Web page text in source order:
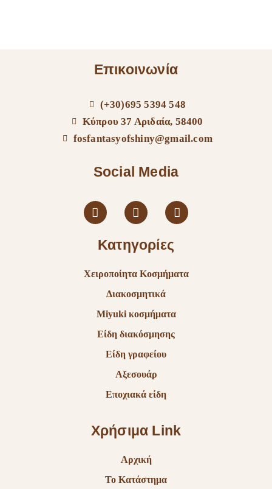
Επικοινωνία
(+30)695 5394 548
Κύπρου 37 Αριδαία, 58400
fosfantasyofshiny@gmail.com
Social Media
Κατηγορίες
Χειροποίητα Κοσμήματα
Διακοσμητικά
Miyuki κοσμήματα
Είδη διακόσμησης
Είδη γραφείου
Αξεσουάρ
Εποχιακά είδη
Χρήσιμα Link
Αρχική
Το Κατάστημα